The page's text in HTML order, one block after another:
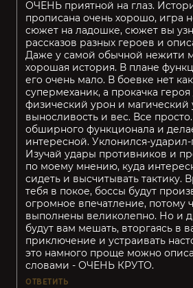
ОЧЕНЬ приятной на глаз.
прописана очень хорошо, игра
сюжет на ладошке, сюжет вы
рассказов разных героев и
Даже у самой обычной нежити
хорошая история. В плане
его очень мало. В боевке нет
супермеханик, а прокачка героя
физический урон и магический
выносливость и вес. Все
обширного функционала и
интересной. Уклонился-
Изучай удары противников и
по моему мнению, куда
сидеть и высчитывать тактику.
тебя в покое, боссы будут
огромное впечатление, потому
выполнены великолепно. Но и
будут вам мешать, вторгаясь в
приключение и устраивать
это намного проще можно
словами - ОЧЕНЬ КРУТО.
ОТВЕТИТЬ